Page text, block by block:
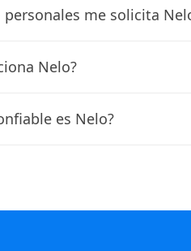
personales me solicita
Nelo?
es Nelo?